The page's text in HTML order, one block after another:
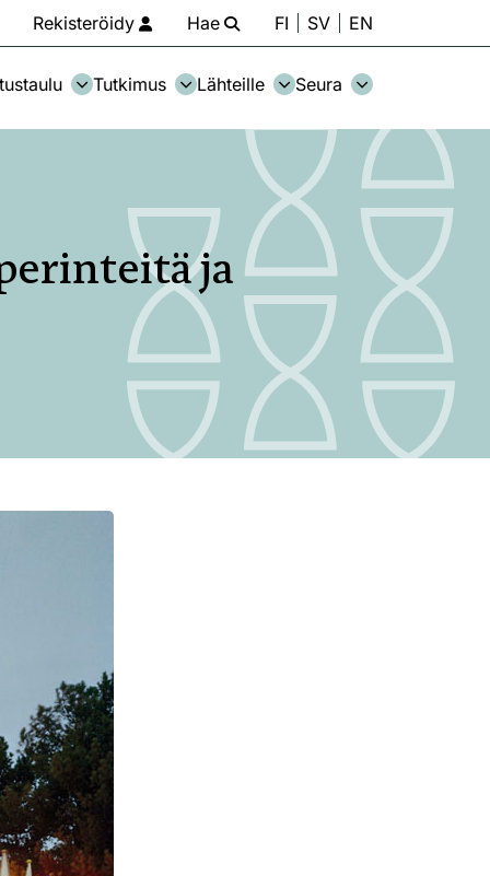
Rekisteröidy Hae FI SV EN
Tutkimus Lähteille Seura
ja